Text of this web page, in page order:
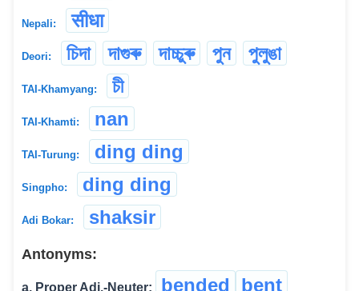
Nepali: सीधा
Deori: চিদা দাগুৰু দাচ্চুৰু পুন পুলুঙা
TAI-Khamyang: চী
TAI-Khamti: nan
TAI-Turung: ding ding
Singpho: ding ding
Adi Bokar: shaksir
Antonyms:
a. Proper Adj.-Neuter: bended bent